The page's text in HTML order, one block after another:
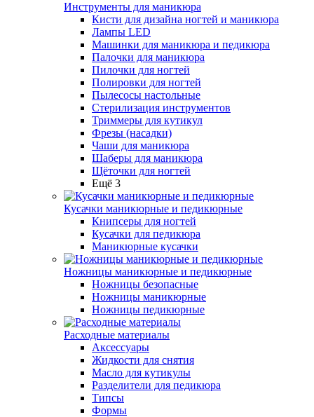
Инструменты для маникюра
Кисти для дизайна ногтей и маникюра
Лампы LED
Машинки для маникюра и педикюра
Палочки для маникюра
Пилочки для ногтей
Полировки для ногтей
Пылесосы настольные
Стерилизация инструментов
Триммеры для кутикул
Фрезы (насадки)
Чаши для маникюра
Шаберы для маникюра
Щёточки для ногтей
Ещё 3
Кусачки маникюрные и педикюрные
Книпсеры для ногтей
Кусачки для педикюра
Маникюрные кусачки
Ножницы маникюрные и педикюрные
Ножницы безопасные
Ножницы маникюрные
Ножницы педикюрные
Расходные материалы
Аксессуары
Жидкости для снятия
Масло для кутикулы
Разделители для педикюра
Типсы
Формы